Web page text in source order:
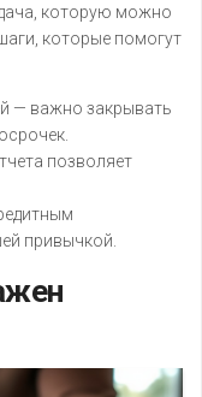
которую можно
которые помогут
— важно закрывать
позволяет
привычкой.